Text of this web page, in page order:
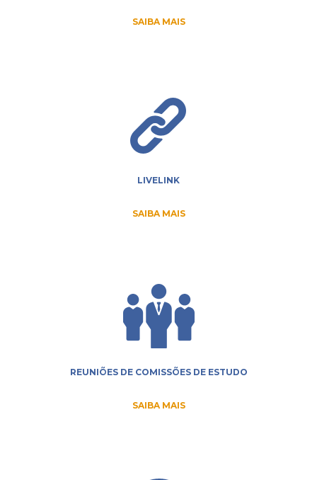
SAIBA MAIS
LIVELINK
SAIBA MAIS
REUNIÕES DE COMISSÕES DE ESTUDO
SAIBA MAIS